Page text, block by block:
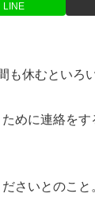
LINE
も休むといろ
めに連絡を
さいとのこと